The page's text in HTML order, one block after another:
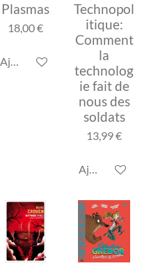
Plasmas
18,00 €
Ajouter au panier
Technopol
itique:
Comment
la
technolog
ie fait de
nous des
soldats
13,99 €
Ajouter au